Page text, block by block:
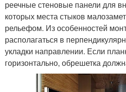
реечные стеновые панели для
которых места стыков
рельефом. Из особенностей
располагаться в
укладки направлении. Если
горизонтально, обрешетка